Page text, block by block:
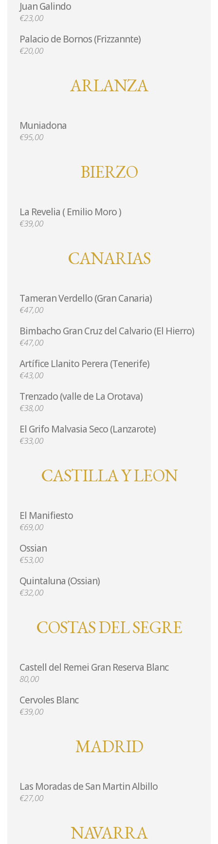
Juan Galindo
€23,00
Palacio de Bornos (Frizzannte)
€20,00
ARLANZA
Muniadona
€95,00
BIERZO
La Revelia ( Emilio Moro )
€39,00
CANARIAS
Tameran Verdello (Gran Canaria)
€47,00
Bimbacho Gran Cruz del Calvario (El Hierro)
€47,00
Artífice Llanito Perera (Tenerife)
€43,00
Trenzado (valle de La Orotava)
€38,00
El Grifo Malvasia Seco (Lanzarote)
€33,00
CASTILLA Y LEON
El Manifiesto
€69,00
Ossian
€53,00
Quintaluna (Ossian)
€32,00
COSTAS DEL SEGRE
Castell del Remei Gran Reserva Blanc
80,00
Cervoles Blanc
€39,00
MADRID
Las Moradas de San Martin Albillo
€27,00
NAVARRA